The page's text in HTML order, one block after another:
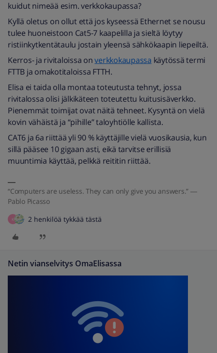
kuidut nimeää esim. verkkokaupassa?
Kyllä oletus on ollut että jos kyseessä Ethernet se nousu
tulee huoneistoon Cat5-7 kaapelilla ja sieltä löytyy
ristiinkytkentätaulu jostain yleensä sähkökaapin liepeiltä.
Kerros- ja rivitaloissa onverkkokaupassa käytössä termi
FTTB ja omakotitaloissa FTTH.
Elisa ei taida olla montaa toteutusta tehnyt, jossa
rivitalossa olisi jälkikäteen toteutettu kuitusisäverkko.
Pienemmät toimijat ovat näitä tehneet. Kysyntä on vielä
kovin vähäistä ja “pihille” taloyhtiölle kallista.
CAT6 ja 6a riittää yli 90 % käyttäjille vielä vuosikausia, kun
sillä pääsee 10 gigaan asti, eikä tarvitse erillisiä
muuntimia käyttää, pelkkä reititin riittää.
“Computers are useless. They can only give you answers.” ―
Pablo Picasso
K 2 henkilöä tykkää tästä
Netin vianselvitys OmaElisassa